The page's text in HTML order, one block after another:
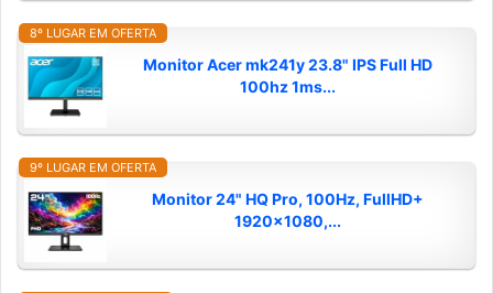
8º LUGAR EM OFERTA
Monitor Acer mk241y 23.8" IPS Full HD
100hz 1ms...
9º LUGAR EM OFERTA
Monitor 24" HQ Pro, 100Hz, FullHD+
1920x1080,...